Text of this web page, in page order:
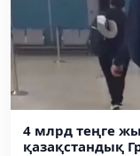
4 млрд теңге
қазақстандық